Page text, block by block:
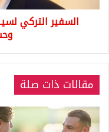
"ي
السفير التركي
مقالات ذات صلة